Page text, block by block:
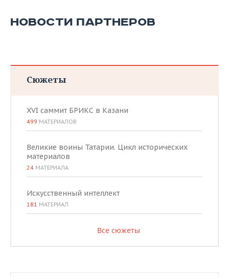
НОВОСТИ ПАРТНЕРОВ
Сюжеты
XVI саммит БРИКС в Казани
499 МАТЕРИАЛОВ
Великие воины Татарии. Цикл исторических
материалов
24 МАТЕРИАЛА
Искусственный интеллект
181 МАТЕРИАЛ
Все сюжеты